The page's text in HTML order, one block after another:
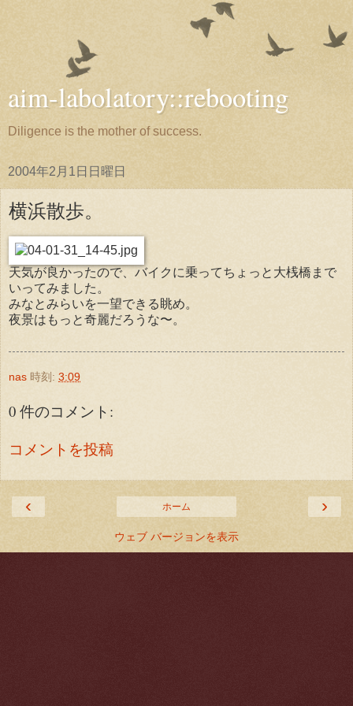
aim-labolatory::rebooting
Diligence is the mother of success.
2004年2月1日日曜日
横浜散歩。
天気が良かったので、バイクに乗ってちょっと大桟橋まで
いってみました。
みなとみらいを一望できる眺め。
夜景はもっと奇麗だろうな〜。
nas 時刻: 3:09
0 件のコメント:
コメントを投稿
‹ ›
ホーム
ウェブ バージョンを表示